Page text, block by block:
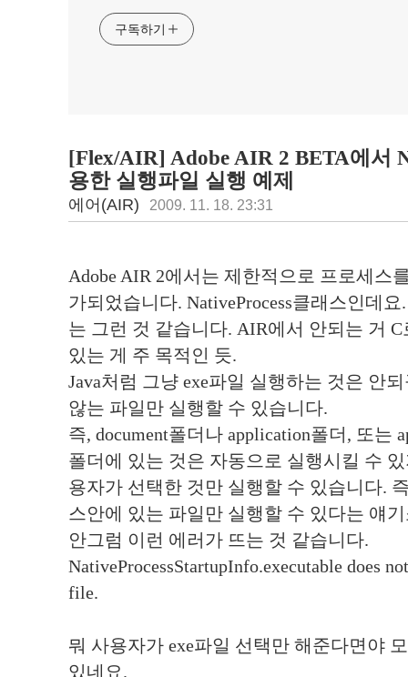
구독하기
[Flex/AIR] Adobe AIR 2 BETA에서
용한 실행파일 실행 예제
에어(AIR) 2009. 11. 18. 23:31
Adobe AIR 2에서는 제한적으로 프로세스
가되었습니다. NativeProcess클래스인데
는 그런 것 같습니다. AIR에서 안되는 거
있는 게 주 목적인 듯.
Java처럼 그냥 exe파일 실행하는 것은 안
않는 파일만 실행할 수 있습니다.
즉, document폴더나 application폴더, 또는
폴더에 있는 것은 자동으로 실행시킬 수
용자가 선택한 것만 실행할 수 있습니다.
스안에 있는 파일만 실행할 수 있다는 얘
안그럼 이런 에러가 뜨는 것 같습니다.
NativeProcessStartupInfo.executable does
file.
뭐 사용자가 exe파일 선택만 해준다면야
있네요.